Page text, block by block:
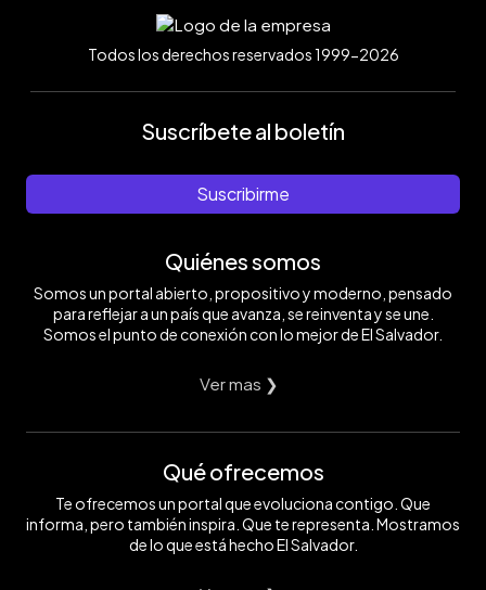
Todos los derechos reservados 1999-2026
Suscríbete al boletín
Suscribirme
Quiénes somos
Somos un portal abierto, propositivo y moderno, pensado
para reflejar a un país que avanza, se reinventa y se une.
Somos el punto de conexión con lo mejor de El Salvador.
Ver mas ❯
Qué ofrecemos
Te ofrecemos un portal que evoluciona contigo. Que
informa, pero también inspira. Que te representa. Mostramos
de lo que está hecho El Salvador.